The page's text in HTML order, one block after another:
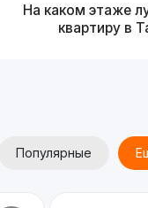
На каком этаже
квартиру в
Популярные